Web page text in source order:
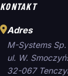
KONTAKT
Adres
M-Systems Sp.
ul. W.
32-067